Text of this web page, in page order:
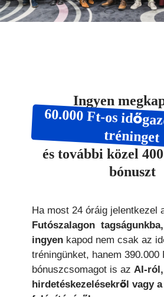
Ingyen
60.000 Ft-os
tréninget
és további közel
bónuszt
Ha most 24 óráig jelentkezel
Futószalagon tagságunkba,
ingyen kapod nem csak az
tréningünket, hanem 390.000
bónuszcsomagot is az AI-
hirdetéskezelésekről vagy